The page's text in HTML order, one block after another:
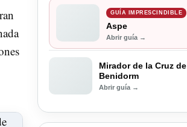
GUÍA IMPRESCINDIBLE
Aspe
Abrir guía →
Mirador de la Cruz de
Benidorm
Abrir guía →